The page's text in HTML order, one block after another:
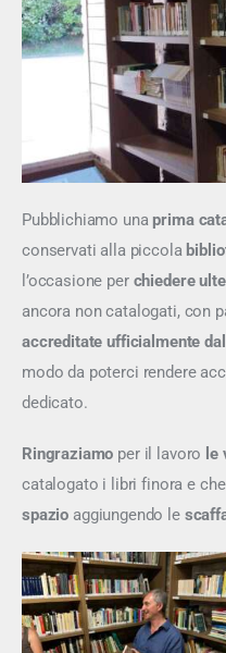
News
Pubblichiamo una prima
conservati alla piccola
l’occasione per chiedere
ancora non catalogati, con
accreditate ufficialmente
modo da poterci rendere
dedicato.
Ringraziamo per il lavoro le
catalogato i libri finora e
spazio aggiungendo le